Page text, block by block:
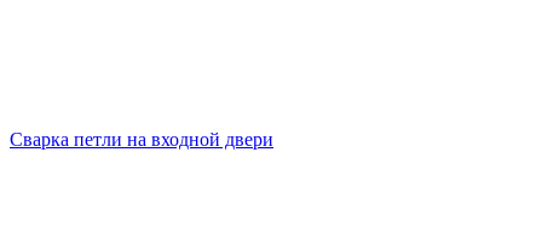
Сварка петли на входной двери